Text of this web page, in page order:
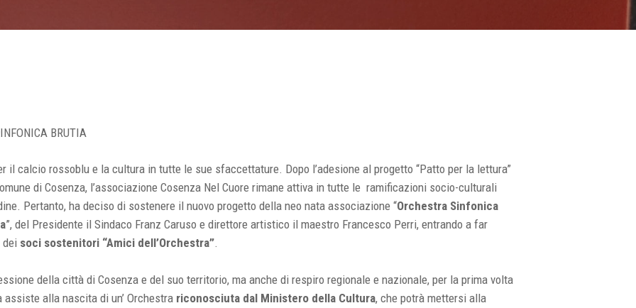
BRUTIA
il calcio rossoblu e la cultura in tutte le sue sfaccettature. Dopo l’adesione al progetto “Patto per la lettura”
di Cosenza, l’associazione Cosenza Nel Cuore rimane attiva in tutte le ramificazioni socio-culturali
Pertanto, ha deciso di sostenere il nuovo progetto della neo nata associazione “Orchestra Sinfonica
”, del Presidente il Sindaco Franz Caruso e direttore artistico il maestro Francesco Perri, entrando a far
soci sostenitori “Amici dell’Orchestra”.
della città di Cosenza e del suo territorio, ma anche di respiro regionale e nazionale, per la prima volta
alla nascita di un’ Orchestra riconosciuta dal Ministero della Cultura, che potrà mettersi alla